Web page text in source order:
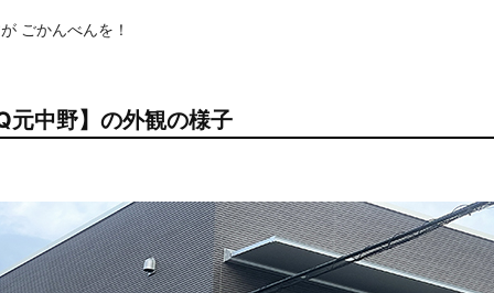
ごかんべんを！
元中野】の外観の様子